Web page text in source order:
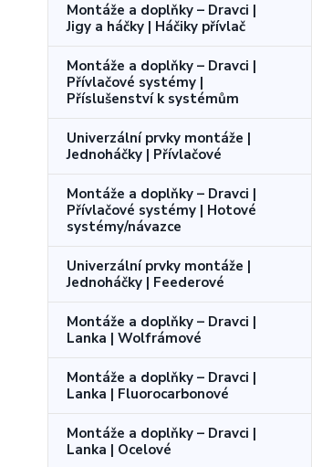
Montáže a doplňky – Dravci |
Jigy a háčky | Háčiky přívlač
Montáže a doplňky – Dravci |
Přívlačové systémy |
Příslušenství k systémům
Univerzální prvky montáže |
Jednoháčky | Přívlačové
Montáže a doplňky – Dravci |
Přívlačové systémy | Hotové
systémy/návazce
Univerzální prvky montáže |
Jednoháčky | Feederové
Montáže a doplňky – Dravci |
Lanka | Wolfrámové
Montáže a doplňky – Dravci |
Lanka | Fluorocarbonové
Montáže a doplňky – Dravci |
Lanka | Ocelové